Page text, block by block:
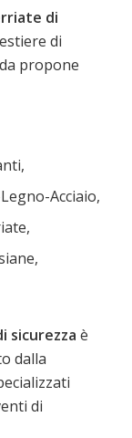
di
di
propone
Acciaio,
sicurezza è
dalla
di